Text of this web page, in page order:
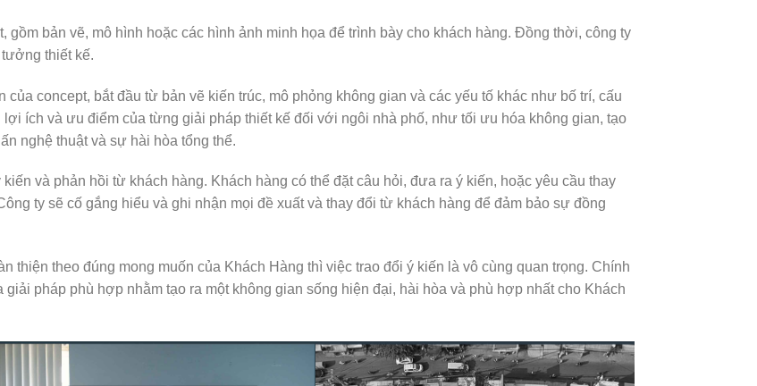
gồm bản vẽ, mô hình hoặc các hình ảnh minh họa để trình bày cho khách hàng. Đồng thời, công ty
thiết kế.
concept, bắt đầu từ bản vẽ kiến trúc, mô phỏng không gian và các yếu tố khác như bố trí, cấu
ích và ưu điểm của từng giải pháp thiết kế đối với ngôi nhà phố, như tối ưu hóa không gian, tạo
nghệ thuật và sự hài hòa tổng thể.
và phản hồi từ khách hàng. Khách hàng có thể đặt câu hỏi, đưa ra ý kiến, hoặc yêu cầu thay
ty sẽ cố gắng hiểu và ghi nhận mọi đề xuất và thay đổi từ khách hàng để đảm bảo sự đồng
thiện theo đúng mong muốn của Khách Hàng thì việc trao đổi ý kiến là vô cùng quan trọng. Chính
pháp phù hợp nhằm tạo ra một không gian sống hiện đại, hài hòa và phù hợp nhất cho Khách